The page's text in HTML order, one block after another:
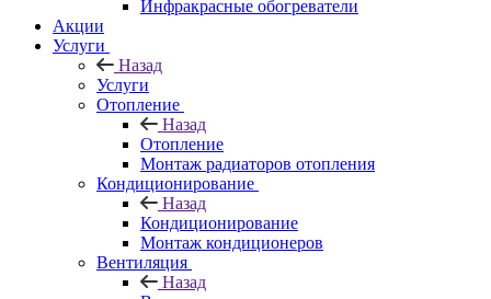
Инфракрасные обогреватели
Акции
Услуги
Назад
Услуги
Отопление
Назад
Отопление
Монтаж радиаторов отопления
Кондиционирование
Назад
Кондиционирование
Монтаж кондиционеров
Вентиляция
Назад